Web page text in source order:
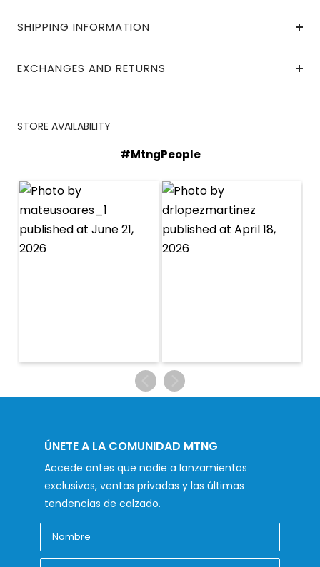
SHIPPING INFORMATION
EXCHANGES AND RETURNS
STORE AVAILABILITY
#MtngPeople
ÚNETE A LA COMUNIDAD MTNG
Accede antes que nadie a lanzamientos
exclusivos, ventas privadas y las últimas
tendencias de calzado.